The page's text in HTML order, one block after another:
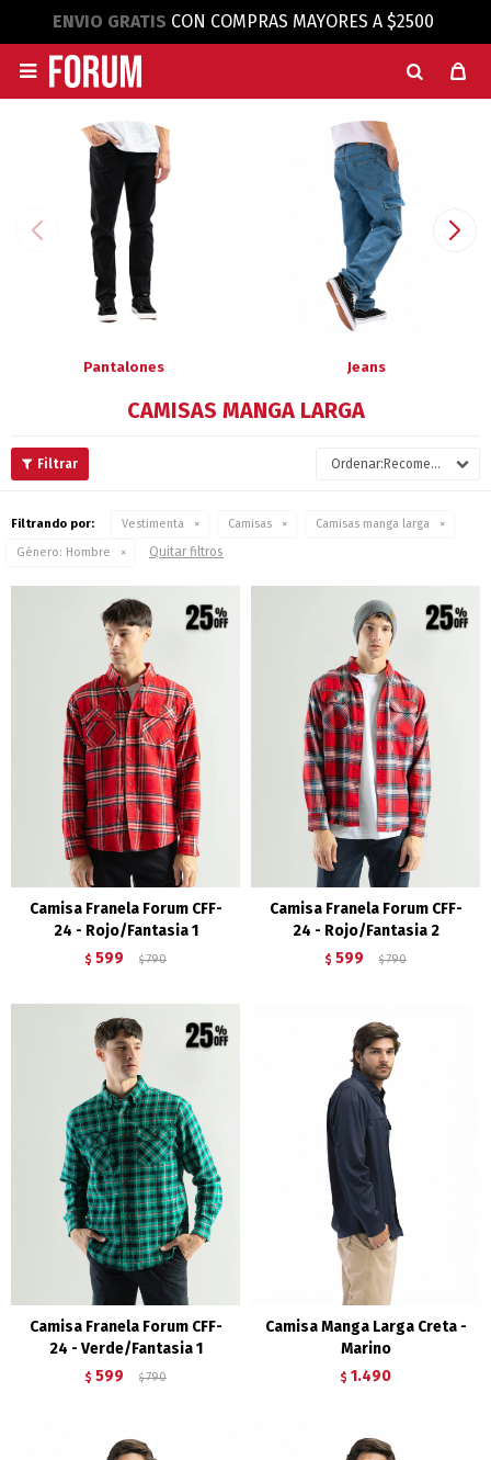
ENVIO GRATIS CON COMPRAS MAYORES A $2500

Pantalones Jeans
CAMISAS MANGA LARGA
Recomendados
Filtrando por: Vestimenta Camisas
Camisas manga larga
Género: Hombre Quitar filtros
Camisa Franela Forum CFF-
24 - Rojo/Fantasia 1
$ 599 $ 790
Camisa Franela Forum CFF-
24 - Rojo/Fantasia 2
$ 599 $ 790
Camisa Franela Forum CFF-
24 - Verde/Fantasia 1
$ 599 $ 790
Camisa Manga Larga Creta -
Marino
$ 1.490